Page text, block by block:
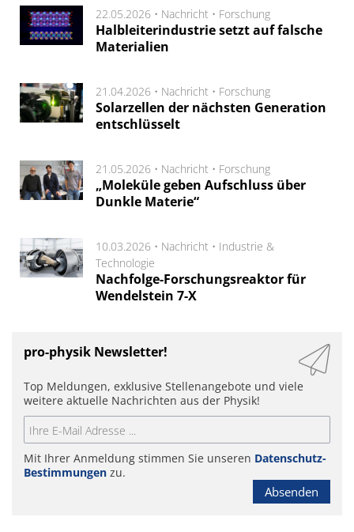
22.05.2026 • Nachricht • Forschung
Halbleiterindustrie setzt auf falsche
Materialien
21.04.2026 • Nachricht • Forschung
Solarzellen der nächsten Generation
entschlüsselt
21.05.2026 • Nachricht • Forschung
„Moleküle geben Aufschluss über
Dunkle Materie“
10.03.2026 • Nachricht • Industrie &
Technologie
Nachfolge-Forschungsreaktor für
Wendelstein 7-X
pro-physik Newsletter!
Top Meldungen, exklusive Stellenangebote und viele
weitere aktuelle Nachrichten aus der Physik!
Mit Ihrer Anmeldung stimmen Sie unseren Datenschutz-
Bestimmungen zu.
Absenden